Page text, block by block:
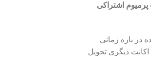
پرمیوم اشتراکی
در بازه زمانی
دیگری تحویل